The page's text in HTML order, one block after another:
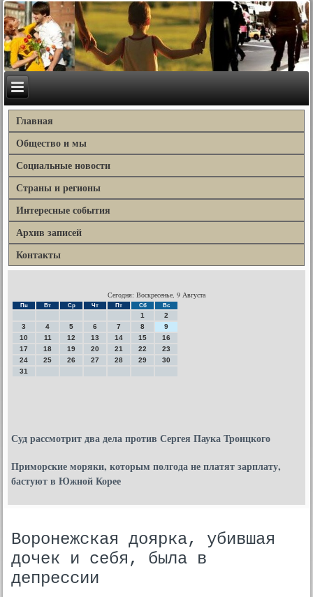
Главная
Общество и мы
Социальные новости
Страны и регионы
Интересные события
Архив записей
Контакты
Сегодня: Воскресенье, 9 Августа
Пн Вт Ср Чт Пт Сб Вс
1
2
3
4 5 6 7 8
9
10
11 12 13 14 15
16
17
18 19 20 21 22
23
24
25 26 27 28 29
30
31
Суд рассмотрит два дела против Сергея Паука Троицкого
Приморские моряки, которым полгода не платят зарплату,
бастуют в Южной Корее
Воронежская доярка, убившая
дочек и себя, была в
депрессии